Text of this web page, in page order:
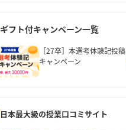
ギフト付キャンペーン一覧
［27卒］本選考体験記投稿
キャンペーン
日本最大級の授業口コミサイト